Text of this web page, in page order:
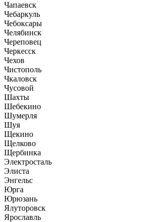
Чапаевск
Чебаркуль
Чебоксары
Челябинск
Череповец
Черкесск
Чехов
Чистополь
Чкаловск
Чусовой
Шахты
Шебекино
Шумерля
Шуя
Щекино
Щелково
Щербинка
Электросталь
Элиста
Энгельс
Юрга
Юрюзань
Ялуторовск
Ярославль